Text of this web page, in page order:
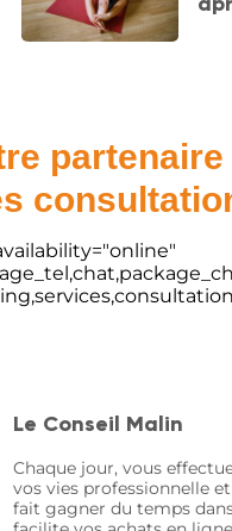
Le Conseil Malin
Chaque jour, vous
vos vies professionnelle
fait gagner du temps